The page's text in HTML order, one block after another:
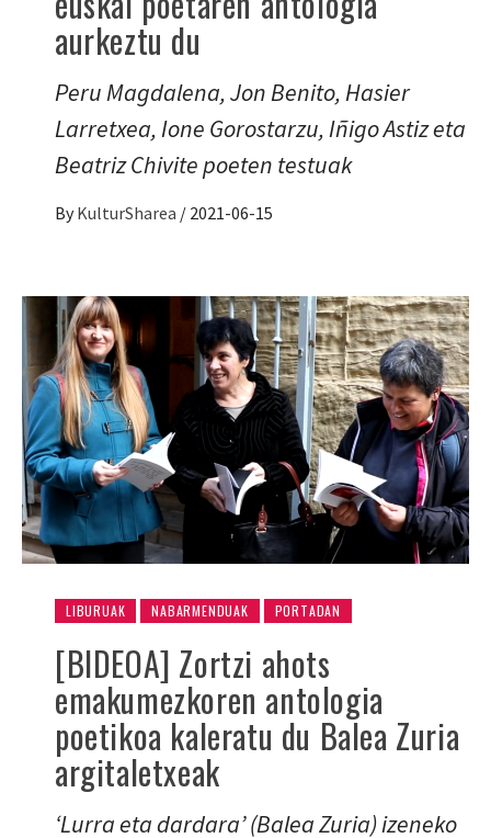
aurkeztu du
Peru Magdalena, Jon Benito, Hasier
Larretxea, Ione Gorostarzu, Iñigo Astiz eta
Beatriz Chivite poeten testuak
By KulturSharea / 2021-06-15
LIBURUAK NABARMENDUAK PORTADAN
[BIDEOA] Zortzi ahots
emakumezkoren antologia
poetikoa kaleratu du Balea Zuria
argitaletxeak
‘Lurra eta dardara’ (Balea Zuria) izeneko